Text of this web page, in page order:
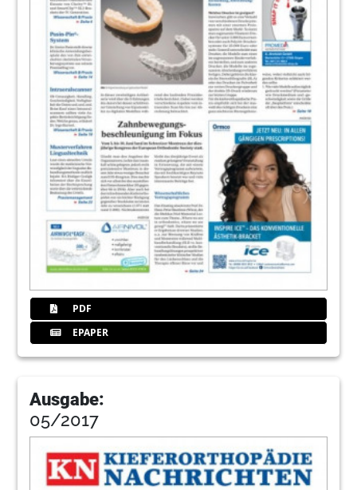
PDF
EPAPER
Ausgabe:
05/2017